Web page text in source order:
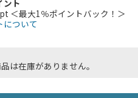
ント
＜最大1％ポイントバック！＞
について
は在庫がありません。